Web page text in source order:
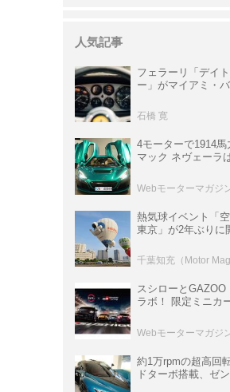
人気記事
フェラーリ「デイ
ー」がマイアミ・
サ」に化けた理由
石橋 寛
4モーターで1914馬
マック ネヴェーラ
ロニクル・完全版
Webモーターマガジ
熱気球イベント「
東京」が2年ぶりに
室などのコンテンツ
スシローとGAZOO
ラボ！ 限定ミニカ
ト体験があたる抽選
開
Webモーターマガジ
約1万rpmの超高回
ドターボ搭載、ゼ